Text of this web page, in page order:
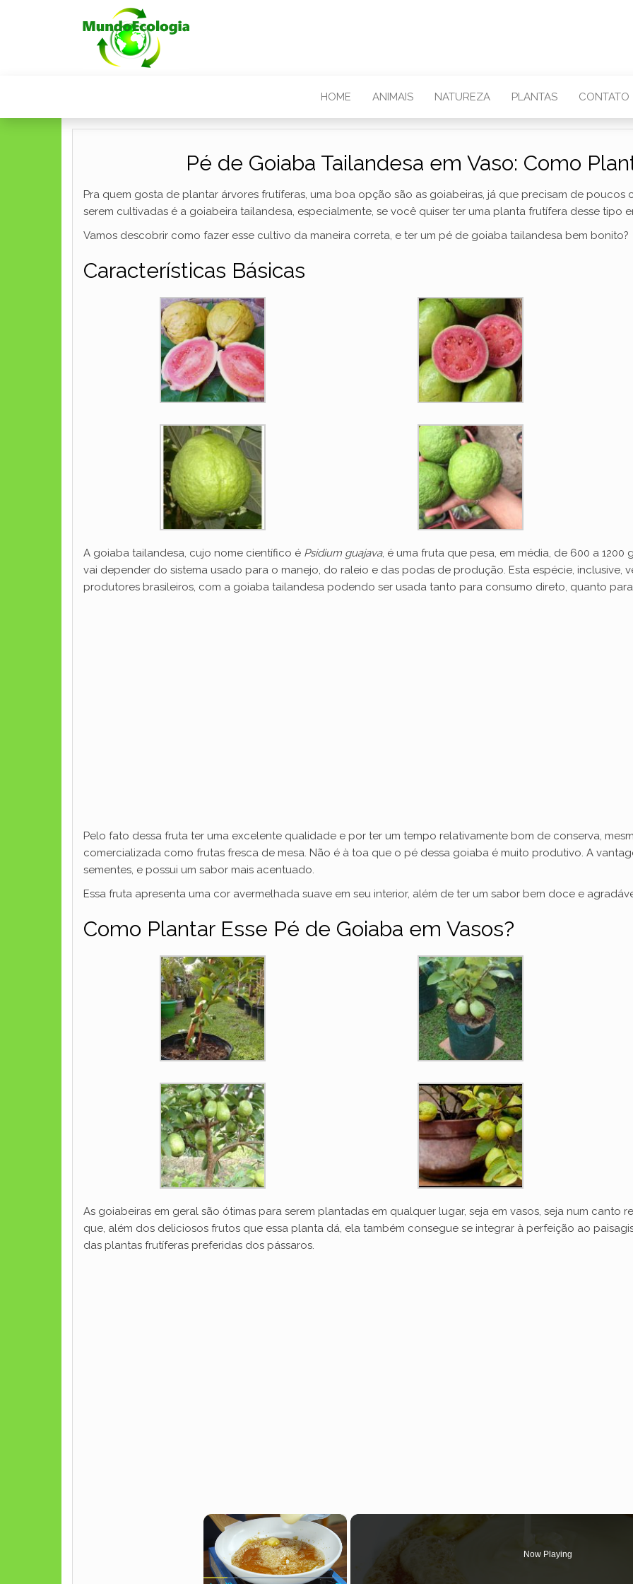
HOME ANIMAIS NATUREZA PLANTAS CONTATO
Pé de Goiaba Tailandesa em Vaso: Como
Pra quem gosta de plantar árvores frutíferas, uma boa opção são as goiabeiras, já que precisam de poucos
serem cultivadas é a goiabeira tailandesa, especialmente, se você quiser ter uma planta frutífera desse tipo
Vamos descobrir como fazer esse cultivo da maneira correta, e ter um pé de goiaba tailandesa bem bonito?
Características Básicas
A goiaba tailandesa, cujo nome científico é Psidium guajava, é uma fruta que pesa, em média, de 600 a
vai depender do sistema usado para o manejo, do raleio e das podas de produção. Esta espécie, inclusive,
produtores brasileiros, com a goiaba tailandesa podendo ser usada tanto para consumo direto, quanto
Pelo fato dessa fruta ter uma excelente qualidade e por ter um tempo relativamente bom de conserva,
comercializada como frutas fresca de mesa. Não é à toa que o pé dessa goiaba é muito produtivo. A
sementes, e possui um sabor mais acentuado.
Essa fruta apresenta uma cor avermelhada suave em seu interior, além de ter um sabor bem doce e
Como Plantar Esse Pé de Goiaba em Vasos?
As goiabeiras em geral são ótimas para serem plantadas em qualquer lugar, seja em vasos, seja num canto
que, além dos deliciosos frutos que essa planta dá, ela também consegue se integrar à perfeição ao
das plantas frutíferas preferidas dos pássaros.
×
Now Playing